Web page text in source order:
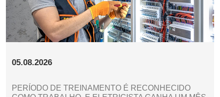
05.08.2026
PERÍODO DE TREINAMENTO É RECONHECIDO